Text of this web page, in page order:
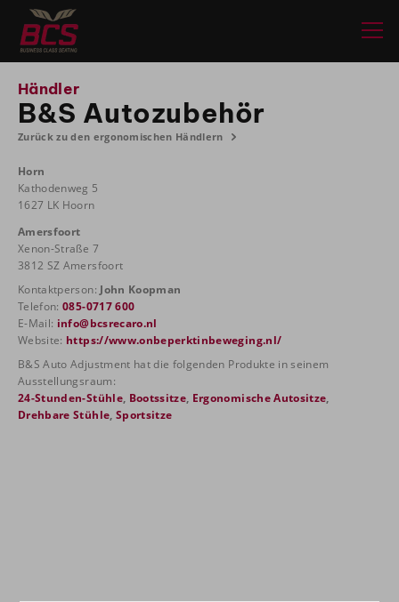
Händler
B&S Autozubehör
Zurück zu den ergonomischen Händlern
Horn
Kathodenweg 5
1627 LK Hoorn
Amersfoort
Xenon-Straße 7
3812 SZ Amersfoort
Kontaktperson: John Koopman
Telefon:085-0717 600
E-Mail: info@bcsrecaro.nl
Website: https://www.onbeperktinbeweging.nl/
B&S Auto Adjustment hat die folgenden Produkte in seinem
Ausstellungsraum:
24-Stunden-Stühle, Bootssitze Ergonomische Autositze
Drehbare Stühle Sportsitze